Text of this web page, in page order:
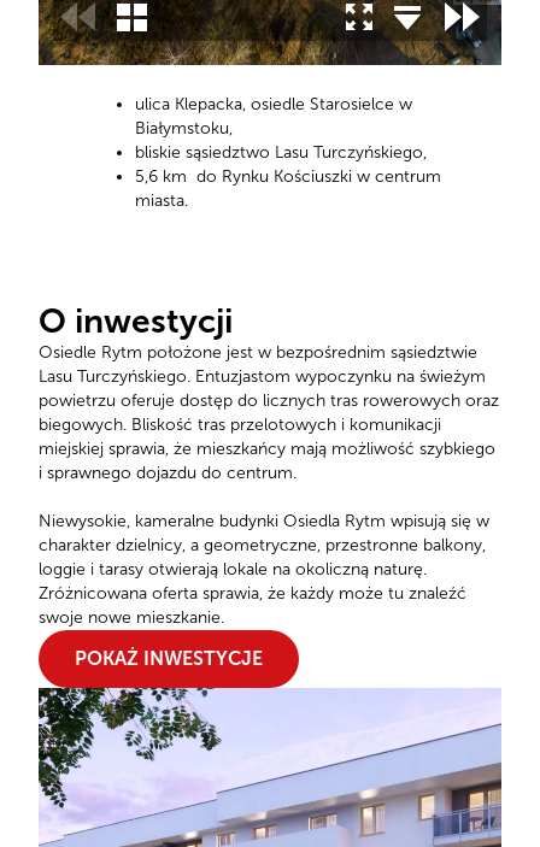
ulica Klepacka, osiedle Starosielce w
Białymstoku,
bliskie sąsiedztwo Lasu Turczyńskiego,
5,6 km do Rynku Kościuszki w centrum
miasta.
O inwestycji
Osiedle Rytm położone jest w bezpośrednim sąsiedztwie
Lasu Turczyńskiego. Entuzjastom wypoczynku na świeżym
powietrzu oferuje dostęp do licznych tras rowerowych oraz
biegowych. Bliskość tras przelotowych i komunikacji
miejskiej sprawia, że mieszkańcy mają możliwość szybkiego
i sprawnego dojazdu do centrum.
Niewysokie, kameralne budynki Osiedla Rytm wpisują się w
charakter dzielnicy, a geometryczne, przestronne balkony,
loggie i tarasy otwierają lokale na okoliczną naturę.
Zróżnicowana oferta sprawia, że każdy może tu znaleźć
swoje nowe mieszkanie.
POKAŻ INWESTYCJE